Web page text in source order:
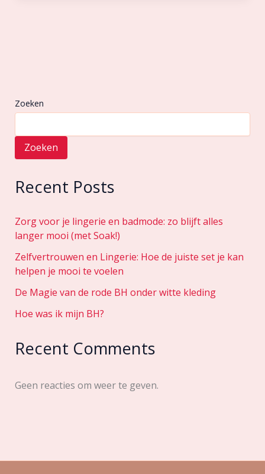
Zoeken
Zoeken
Recent Posts
Zorg voor je lingerie en badmode: zo blijft alles
langer mooi (met Soak!)
Zelfvertrouwen en Lingerie: Hoe de juiste set je kan
helpen je mooi te voelen
De Magie van de rode BH onder witte kleding
Hoe was ik mijn BH?
Recent Comments
Geen reacties om weer te geven.